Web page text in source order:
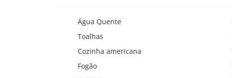
Água Quente
Toalhas
Cozinha americana
Fogão